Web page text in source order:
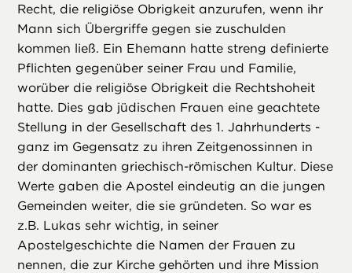
Recht, die religiöse Obrigkeit anzurufen, wenn ihr
Mann sich Übergriffe gegen sie zuschulden
kommen ließ. Ein Ehemann hatte streng definierte
Pflichten gegenüber seiner Frau und Familie,
worüber die religiöse Obrigkeit die Rechtshoheit
hatte. Dies gab jüdischen Frauen eine geachtete
Stellung in der Gesellschaft des 1. Jahrhunderts -
ganz im Gegensatz zu ihren Zeitgenossinnen in
der dominanten griechisch-römischen Kultur. Diese
Werte gaben die Apostel eindeutig an die jungen
Gemeinden weiter, die sie gründeten. So war es
z.B. Lukas sehr wichtig, in seiner
Apostelgeschichte die Namen der Frauen zu
nennen, die zur Kirche gehörten und ihre Mission